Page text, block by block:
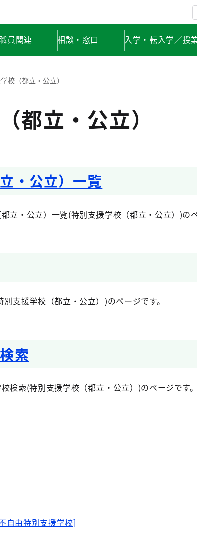
員関連 相談・窓口 入学・転入学／授
校（都立・公立）
都立・公立）
・公立）一覧
立・公立）一覧(特別支援学校（都立・公立）)のペ
支援学校（都立・公立）)のページです。
索
検索(特別支援学校（都立・公立）)のページです。
自由特別支援学校]